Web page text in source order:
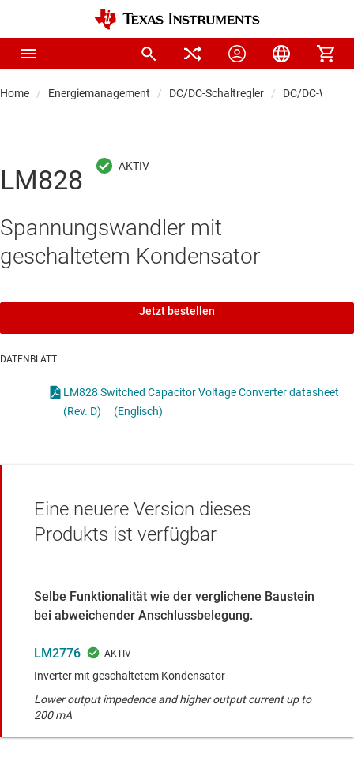
Home Energiemanagement DC/DC-Schaltregler DC/DC-
LM828
Spannungswandler mit
geschaltetem Kondensator
Jetzt bestellen
DATENBLATT
LM828 Switched Capacitor Voltage Converter datasheet
(Rev. D)
(Englisch)
Eine neuere Version dieses
Produkts ist verfügbar
Selbe Funktionalität wie der verglichene Baustein
bei abweichender Anschlussbelegung.
LM2776
Inverter mit geschaltetem Kondensator
Lower output impedence and higher output current up to
200 mA